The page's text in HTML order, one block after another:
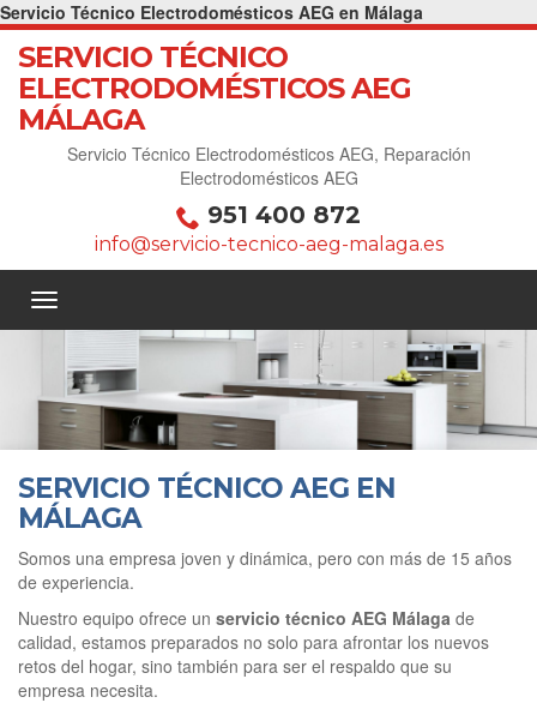
Servicio Técnico Electrodomésticos AEG en Málaga
SERVICIO TÉCNICO
ELECTRODOMÉSTICOS AEG
MÁLAGA
Servicio Técnico Electrodomésticos AEG, Reparación
Electrodomésticos AEG
951 400 872
info@servicio-tecnico-aeg-malaga.es
SERVICIO TÉCNICO AEG EN
MÁLAGA
Somos una empresa joven y dinámica, pero con más de 15 años
de experiencia.
Nuestro equipo ofrece un servicio técnico AEG Málaga de
calidad, estamos preparados no solo para afrontar los nuevos
retos del hogar, sino también para ser el respaldo que su
empresa necesita.